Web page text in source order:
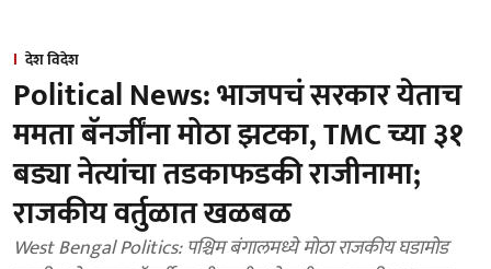
देश विदेश
Political News: भाजपचं सरकार येताच
ममता बॅनर्जींना मोठा झटका, TMC च्या ३१
बड्या नेत्यांचा तडकाफडकी राजीनामा;
राजकीय वर्तुळात खळबळ
West Bengal Politics: पश्चिम बंगालमध्ये मोठा राजकीय घडामोड